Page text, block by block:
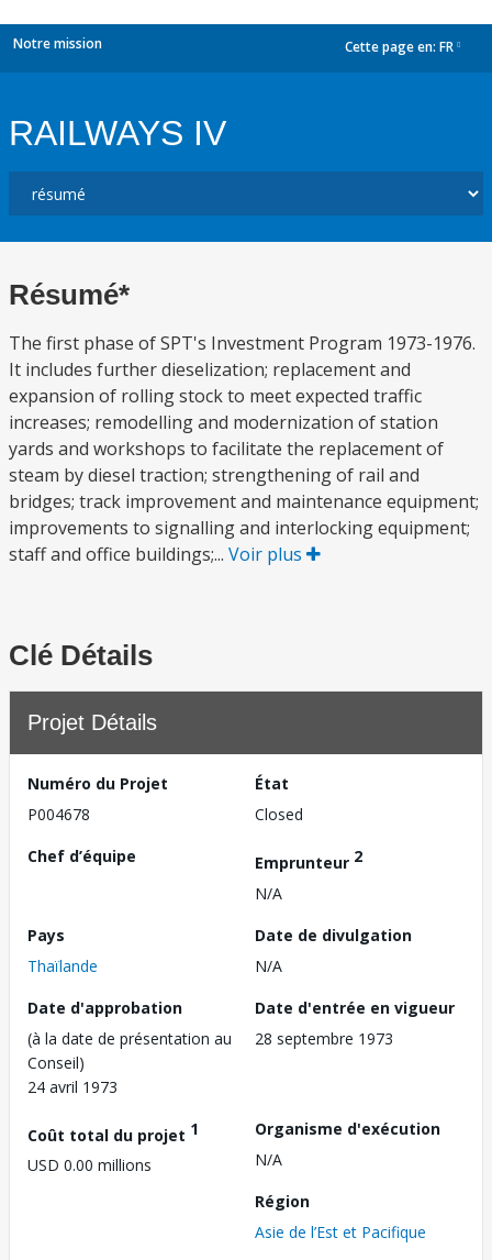
Notre mission Cette page en: FR
RAILWAYS IV
Résumé*
The first phase of SPT's Investment Program 1973-1976.
It includes further dieselization; replacement and
expansion of rolling stock to meet expected traffic
increases; remodelling and modernization of station
yards and workshops to facilitate the replacement of
steam by diesel traction; strengthening of rail and
bridges; track improvement and maintenance equipment;
improvements to signalling and interlocking equipment;
staff and office buildings;... Voir plus
Clé Détails
Projet Détails
Numéro du Projet
P004678
État
Closed
Chef d’équipe
Emprunteur 2
N/A
Pays
Thaïlande
Date de divulgation
N/A
Date d'approbation
(à la date de présentation au
Conseil)
24 avril 1973
Date d'entrée en vigueur
28 septembre 1973
Coût total du projet 1
USD 0.00 millions
Organisme d'exécution
N/A
Région
Asie de l’Est et Pacifique